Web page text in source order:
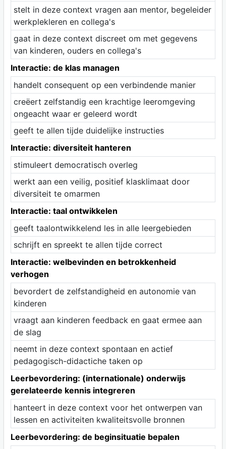
stelt in deze context vragen aan mentor, begeleider
werkplekleren en collega's
gaat in deze context discreet om met gegevens
van kinderen, ouders en collega's
Interactie: de klas managen
handelt consequent op een verbindende manier
creëert zelfstandig een krachtige leeromgeving
ongeacht waar er geleerd wordt
geeft te allen tijde duidelijke instructies
Interactie: diversiteit hanteren
stimuleert democratisch overleg
werkt aan een veilig, positief klasklimaat door
diversiteit te omarmen
Interactie: taal ontwikkelen
geeft taalontwikkelend les in alle leergebieden
schrijft en spreekt te allen tijde correct
Interactie: welbevinden en betrokkenheid
verhogen
bevordert de zelfstandigheid en autonomie van
kinderen
vraagt aan kinderen feedback en gaat ermee aan
de slag
neemt in deze context spontaan en actief
pedagogisch-didactiche taken op
Leerbevordering: (internationale) onderwijs
gerelateerde kennis integreren
hanteert in deze context voor het ontwerpen van
lessen en activiteiten kwaliteitsvolle bronnen
Leerbevordering: de beginsituatie bepalen